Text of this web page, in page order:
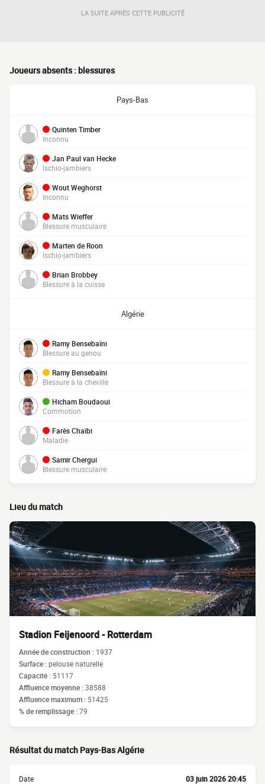
LA SUITE APRÈS CETTE PUBLICITÉ
Joueurs absents : blessures
Pays-Bas
Quinten Timber
Inconnu
Jan Paul van Hecke
Ischio-jambiers
Wout Weghorst
Inconnu
Mats Wieffer
Blessure musculaire
Marten de Roon
Ischio-jambiers
Brian Brobbey
Blessure à la cuisse
Algérie
Ramy Bensebaïni
Blessure au genou
Ramy Bensebaïni
Blessure à la cheville
Hicham Boudaoui
Commotion
Farès Chaïbi
Maladie
Samir Chergui
Blessure musculaire
Lieu du match
Stadion Feijenoord - Rotterdam
Année de construction : 1937
Surface :pelouse naturelle
Capacité : 51117
Affluence moyenne :38588
Affluence maximum : 51425
% de remplissage :79
Résultat du match Pays-Bas Algérie
Date 03 juin 2026 20:45